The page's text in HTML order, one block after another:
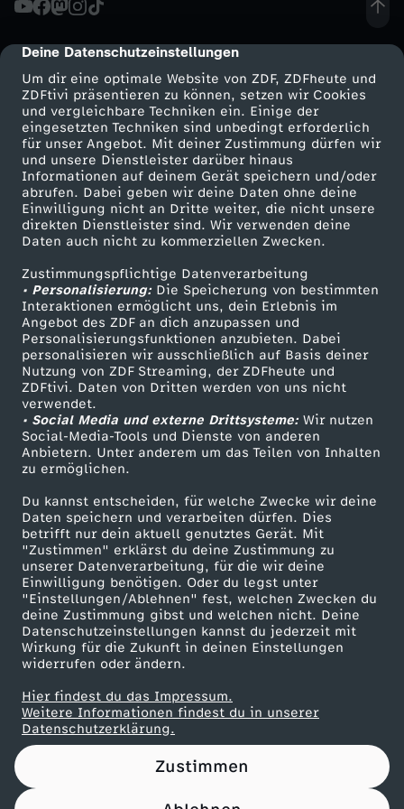
cmp-dialog-description
Deine Datenschutzeinstellungen
Um dir eine optimale Website von ZDF, ZDFheute und
ZDFtivi präsentieren zu können, setzen wir Cookies
und vergleichbare Techniken ein. Einige der
eingesetzten Techniken sind unbedingt erforderlich
für unser Angebot. Mit deiner Zustimmung dürfen wir
und unsere Dienstleister darüber hinaus
Informationen auf deinem Gerät speichern und/oder
abrufen. Dabei geben wir deine Daten ohne deine
Einwilligung nicht an Dritte weiter, die nicht unsere
direkten Dienstleister sind. Wir verwenden deine
Daten auch nicht zu kommerziellen Zwecken.
Zustimmungspflichtige Datenverarbeitung
• Personalisierung:Die Speicherung von bestimmten
Interaktionen ermöglicht uns, dein Erlebnis im
Angebot des ZDF an dich anzupassen und
Personalisierungsfunktionen anzubieten. Dabei
personalisieren wir ausschließlich auf Basis deiner
Nutzung von ZDF Streaming, der ZDFheute und
ZDFtivi. Daten von Dritten werden von uns nicht
verwendet.
• Social Media und externe Drittsysteme:Wir nutzen
Social-Media-Tools und Dienste von anderen
Anbietern. Unter anderem um das Teilen von Inhalten
zu ermöglichen.
Du kannst entscheiden, für welche Zwecke wir deine
Daten speichern und verarbeiten dürfen. Dies
betrifft nur dein aktuell genutztes Gerät. Mit
"Zustimmen" erklärst du deine Zustimmung zu
unserer Datenverarbeitung, für die wir deine
Einwilligung benötigen. Oder du legst unter
"Einstellungen/Ablehnen" fest, welchen Zwecken du
deine Zustimmung gibst und welchen nicht. Deine
Datenschutzeinstellungen kannst du jederzeit mit
Wirkung für die Zukunft in deinen Einstellungen
widerrufen oder ändern.
Hier findest du das Impressum.
Weitere Informationen findest du in unserer
Datenschutzerklärung.
Zustimmen
t
r
i
t
t
!
S
o
h
a
t
K
l
i
n
s
m
Mehr ZDF
ZDF-Apps
Smart TV
ZDFtext
Livestreams
Sendungen A-Z
TV-Programm
Service
ZDFmitreden
Kontakt zum ZDF
Tickets
Zuschauerservice
Hilfe
ZDF Unternehmen
Karriere
ZDF goes Schule
Werbefernsehen
Mainzelmännchen
Partner